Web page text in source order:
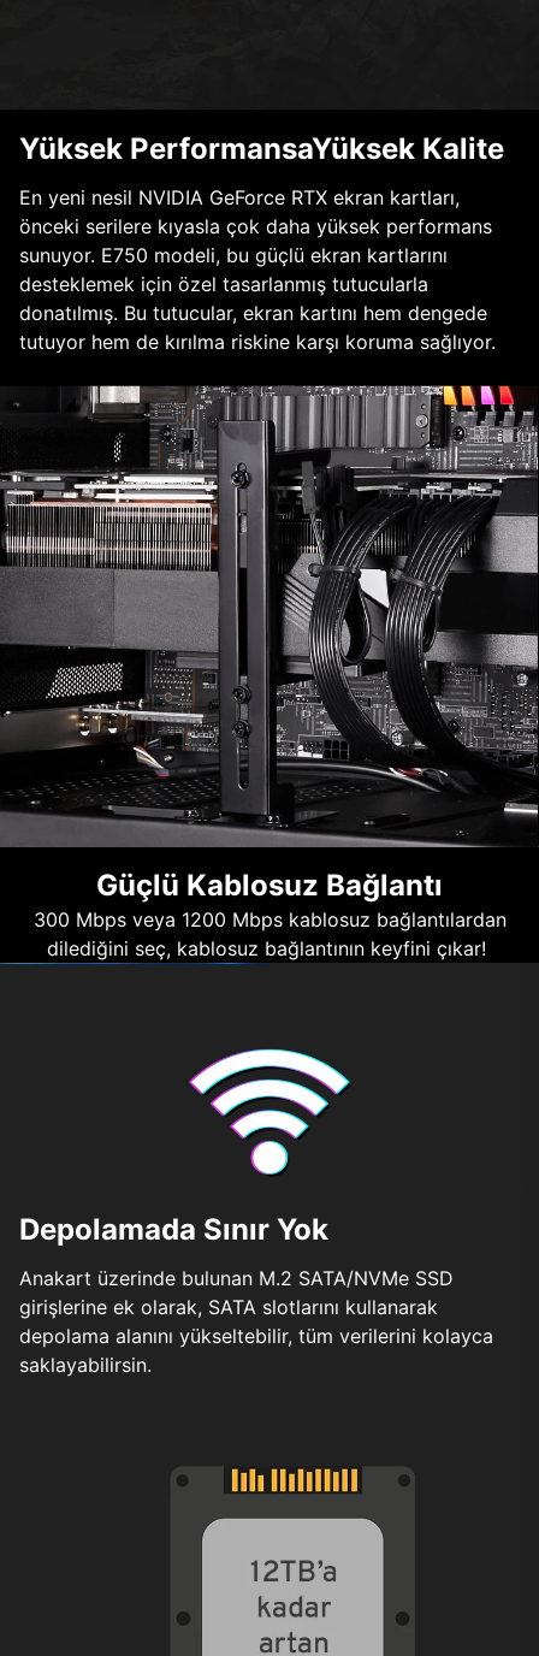
Yüksek PerformansaYüksek Kalite
En yeni nesil NVIDIA GeForce RTX ekran kartları,
önceki serilere kıyasla çok daha yüksek performans
sunuyor. E750 modeli, bu güçlü ekran kartlarını
desteklemek için özel tasarlanmış tutucularla
donatılmış. Bu tutucular, ekran kartını hem dengede
tutuyor hem de kırılma riskine karşı koruma sağlıyor.
Güçlü Kablosuz Bağlantı
300 Mbps veya 1200 Mbps kablosuz bağlantılardan
dilediğini seç, kablosuz bağlantının keyfini çıkar!
Depolamada Sınır Yok
Anakart üzerinde bulunan M.2 SATA/NVMe SSD
girişlerine ek olarak, SATA slotlarını kullanarak
depolama alanını yükseltebilir, tüm verilerini kolayca
saklayabilirsin.